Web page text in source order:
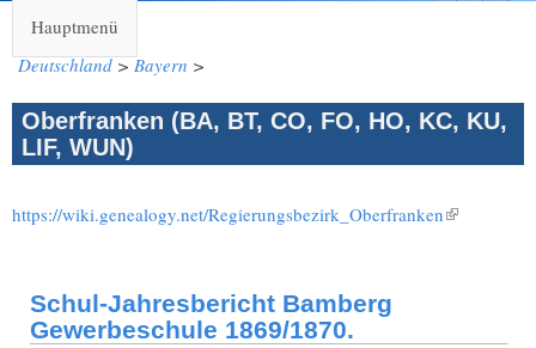
Hauptmenü
Deutschland>Bayern >
Oberfranken (BA, BT, CO, FO, HO, KC, KU,
LIF, WUN)
https://wiki.genealogy.net/Regierungsbezirk_Oberfranken(Link ist
Schul-Jahresbericht Bamberg
Gewerbeschule 1869/1870.